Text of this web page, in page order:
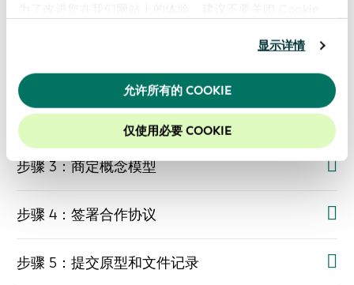
显示详情
允许所有的 COOKIE
仅使用必要 COOKIE
步骤 1：开始认证
步骤 2：提交概念模型
步骤 3：商定概念模型
步骤 4：签署合作协议
步骤 5：提交原型和文件记录